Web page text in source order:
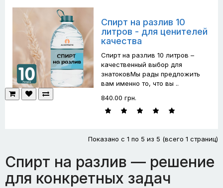
Спирт на разлив 10
литров - для ценителей
качества
Спирт на разлив 10 литров –
качественный выбор для
знатоковМы рады предложить
вам именно то, что вы ..
840.00 грн.
Показано с 1 по 5 из 5 (всего 1 страниц)
Спирт на разлив — решение
для конкретных задач